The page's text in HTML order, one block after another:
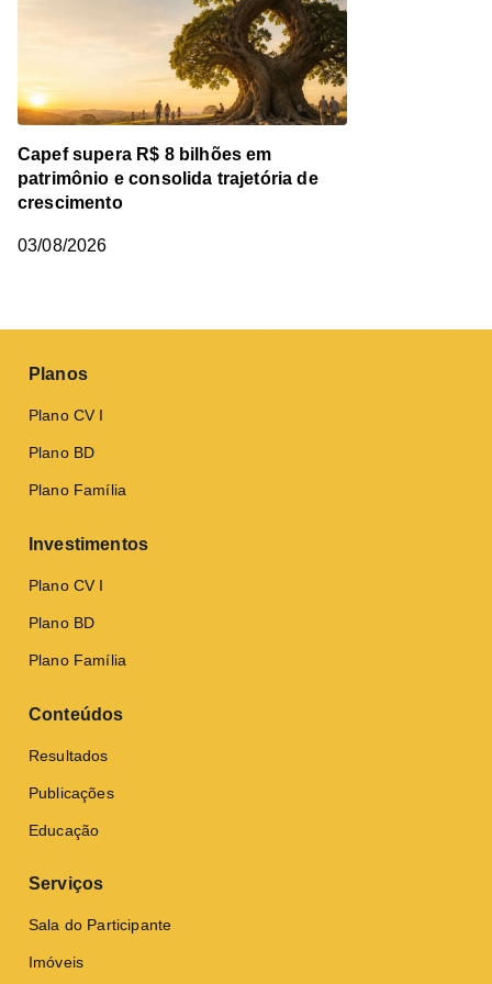
Capef supera R$ 8 bilhões em
patrimônio e consolida trajetória de
crescimento
03/08/2026
Planos
Plano CV I
Plano BD
Plano Família
Investimentos
Plano CV I
Plano BD
Plano Família
Conteúdos
Resultados
Publicações
Educação
Serviços
Sala do Participante
Imóveis